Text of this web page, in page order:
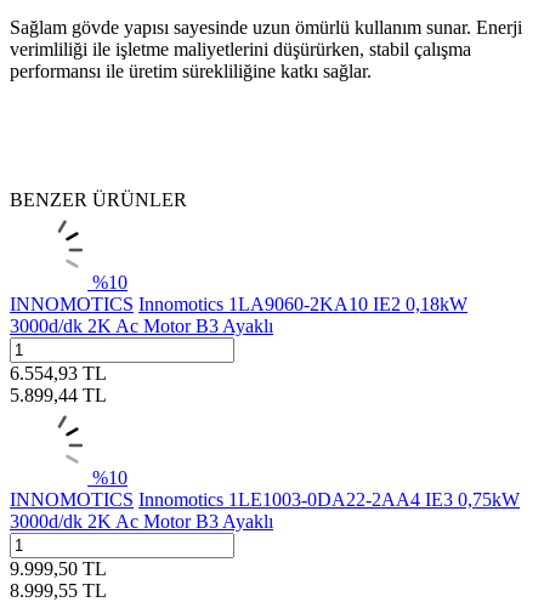
Sağlam gövde yapısı sayesinde uzun ömürlü kullanım sunar. Enerji
verimliliği ile işletme maliyetlerini düşürürken, stabil çalışma
performansı ile üretim sürekliliğine katkı sağlar.
BENZER ÜRÜNLER
%10
INNOMOTICS Innomotics 1LA9060-2KA10 IE2 0,18kW
3000d/dk 2K Ac Motor B3 Ayaklı
6.554,93 TL
5.899,44 TL
%10
INNOMOTICS Innomotics 1LE1003-0DA22-2AA4 IE3 0,75kW
3000d/dk 2K Ac Motor B3 Ayaklı
9.999,50 TL
8.999,55 TL